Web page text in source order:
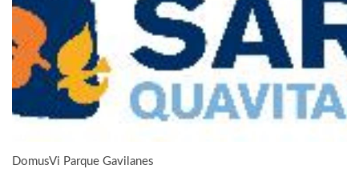
DomusVi Parque Gavilanes